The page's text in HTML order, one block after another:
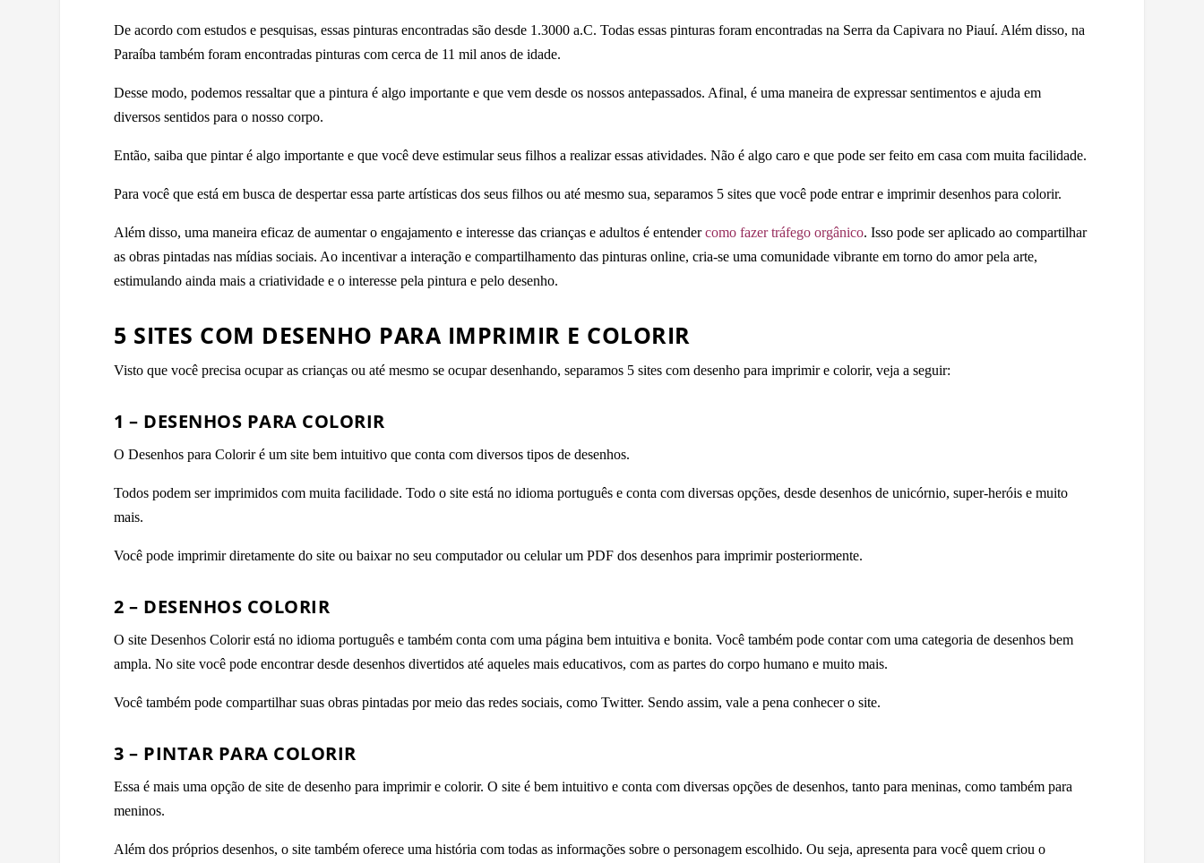
De acordo com estudos e pesquisas, essas pinturas encontradas são desde 1.3000 a.C. Todas essas pinturas foram encontradas na Serra da Capivara no Piauí. Além disso, na
Paraíba também foram encontradas pinturas com cerca de 11 mil anos de idade.
Desse modo, podemos ressaltar que a pintura é algo importante e que vem desde os nossos antepassados. Afinal, é uma maneira de expressar sentimentos e ajuda em
diversos sentidos para o nosso corpo.
Então, saiba que pintar é algo importante e que você deve estimular seus filhos a realizar essas atividades. Não é algo caro e que pode ser feito em casa com muita facilidade.
Para você que está em busca de despertar essa parte artísticas dos seus filhos ou até mesmo sua, separamos 5 sites que você pode entrar e imprimir desenhos para colorir.
Além disso, uma maneira eficaz de aumentar o engajamento e interesse das crianças e adultos é entendercomo fazer tráfego orgânico. Isso pode ser aplicado ao compartilhar
as obras pintadas nas mídias sociais. Ao incentivar a interação e compartilhamento das pinturas online, cria-se uma comunidade vibrante em torno do amor pela arte,
estimulando ainda mais a criatividade e o interesse pela pintura e pelo desenho.
5 SITES COM DESENHO PARA IMPRIMIR E COLORIR
Visto que você precisa ocupar as crianças ou até mesmo se ocupar desenhando, separamos 5 sites com desenho para imprimir e colorir, veja a seguir:
1 – DESENHOS PARA COLORIR
O Desenhos para Colorir é um site bem intuitivo que conta com diversos tipos de desenhos.
Todos podem ser imprimidos com muita facilidade. Todo o site está no idioma português e conta com diversas opções, desde desenhos de unicórnio, super-heróis e muito
mais.
Você pode imprimir diretamente do site ou baixar no seu computador ou celular um PDF dos desenhos para imprimir posteriormente.
2 – DESENHOS COLORIR
O site Desenhos Colorir está no idioma português e também conta com uma página bem intuitiva e bonita. Você também pode contar com uma categoria de desenhos bem
ampla. No site você pode encontrar desde desenhos divertidos até aqueles mais educativos, com as partes do corpo humano e muito mais.
Você também pode compartilhar suas obras pintadas por meio das redes sociais, como Twitter. Sendo assim, vale a pena conhecer o site.
3 – PINTAR PARA COLORIR
Essa é mais uma opção de site de desenho para imprimir e colorir. O site é bem intuitivo e conta com diversas opções de desenhos, tanto para meninas, como também para
meninos.
Além dos próprios desenhos, o site também oferece uma história com todas as informações sobre o personagem escolhido. Ou seja, apresenta para você quem criou o